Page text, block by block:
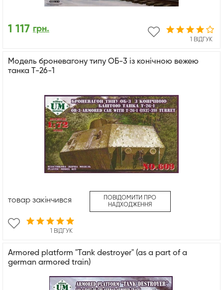
1 ВІДГУК
1 117 грн.
Mодель броневагону типу ОБ-3 із конічною вежею
танка Т-26-1
1 ВІДГУК
товар закінчився
ПОВІДОМИТИ ПРО
НАДХОДЖЕННЯ
Armored platform "Tank destroyer" (as a part of a
german armored train)